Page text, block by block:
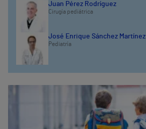
Juan Pérez Rodríguez
Cirugía pediátrica
José Enrique Sánchez Martínez
Pediatría